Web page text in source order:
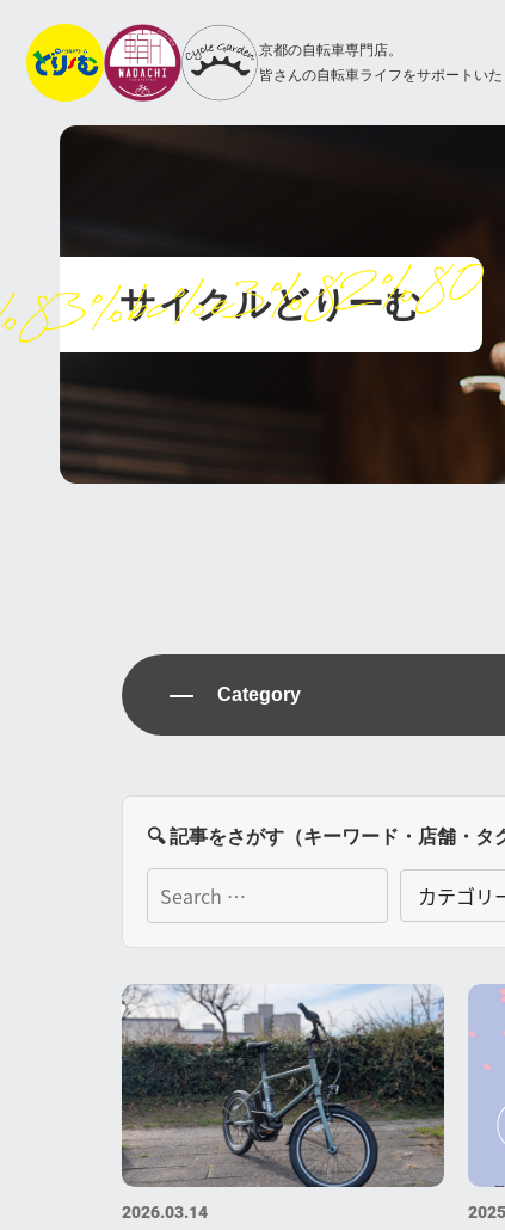
京都の自転車専門店。
皆さんの自転車ライフをサポートいた
サイクルどりーむ
Category
2026.03.14